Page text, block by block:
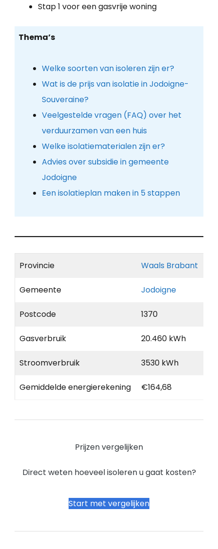
Stap 1 voor een gasvrije woning
Thema’s
Welke soorten van isoleren zijn er?
Wat is de prijs van isolatie in Jodoigne-
Souveraine?
Veelgestelde vragen (FAQ) over het
verduurzamen van een huis
Welke isolatiematerialen zijn er?
Advies over subsidie in gemeente
Jodoigne
Een isolatieplan maken in 5 stappen
Provincie Waals Brabant
Gemeente Jodoigne
Postcode 1370
Gasverbruik 20.460 kWh
Stroomverbruik 3530 kWh
Gemiddelde energierekening €164,68
Prijzen vergelijken
Direct weten hoeveel isoleren u gaat kosten?
Start met vergelijken